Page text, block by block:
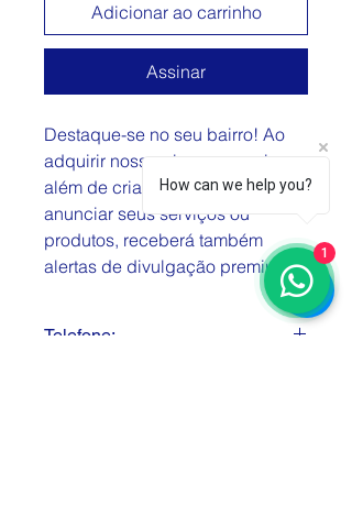
Adicionar ao carrinho
Assinar
Destaque-se no seu bairro! Ao
adquirir nosso plano mensal,
além de criar seu perfil para
anunciar seus serviços ou
produtos, receberá também
alertas de divulgação premium.
Telefone:
How can we help you?
1